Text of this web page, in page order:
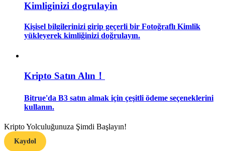
Rehber
Vadeli İşlemler Başlangıç Kılavuzu
Ticaret stratejileri
Kimliginizi dogrulayin
Kişisel bilgilerinizi girip geçerli bir Fotoğraflı Kimlik
yükleyerek kimliğinizi doğrulayın.
Kripto Satın Alın！
Bitrue'da B3 satın almak için çeşitli ödeme seçeneklerini
kullanın.
Kripto Yolculuğunuza Şimdi Başlayın!
Kaydol